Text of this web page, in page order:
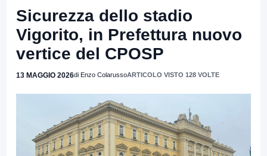
Sicurezza dello stadio
Vigorito, in Prefettura nuovo
vertice del CPOSP
13 MAGGIO 2026di Enzo ColarussoARTICOLO VISTO 128 VOLTE